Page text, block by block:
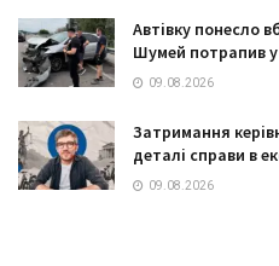
Автівку понесло
Шумей потрапив
09.08.2026
Затримання
деталі справи в
09.08.2026